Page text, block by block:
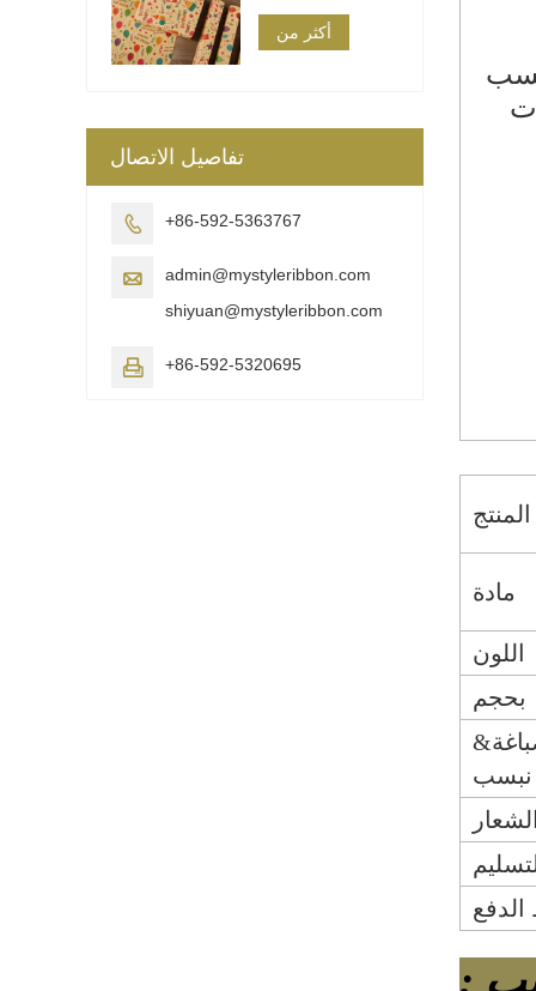
مادة
اللون
بحجم
;
أكثر من
تفاصيل الاتصال
 +86-592-5363767

admin@mystyleribbon.com
shiyuan@mystyleribbon.com
 +86-592-5320695